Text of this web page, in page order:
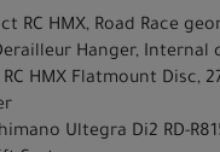
RC HMX, Road Race
Hanger, Internal
HMX Flatmount Disc,
Ultegra Di2 RD-